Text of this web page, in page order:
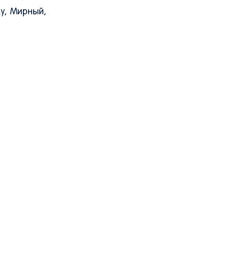
Мирный,